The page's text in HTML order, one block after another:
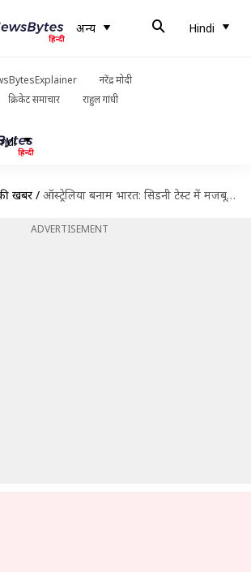
अन्य Hindi
नरेंद्र मोदी
क्रिकेट समाचार राहुल गांधी
खबरें / ऑस्ट्रेलिया बनाम भारत: सिडनी टेस्ट में मजबूत स्थिति में ऑस्ट्रेलिया, ऐसा रहा चौथा दिन
ADVERTISEMENT